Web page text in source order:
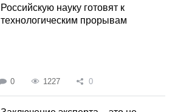
Российскую науку готовят к
технологическим прорывам
0 1227 0